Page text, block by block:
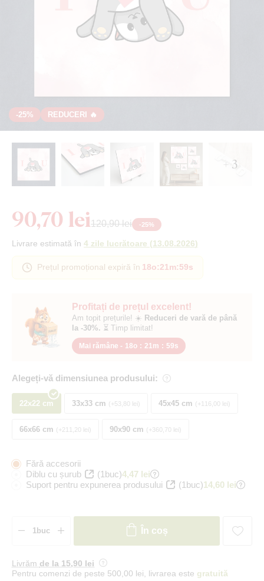
-25% REDUCERI 🔥
+ 3
Profitați de prețul excelent!
Am topit prețurile! ☀️ Reduceri de vară de până
la -30%. ⏳ Timp limitat!
Mai rămâne - 18o : 21m : 58s
Alegeți-vă dimensiunea produsului:
22x22 cm 33x33 cm +53,80 lei 45x45 cm +116,00 lei
66x66 cm +211,20 lei 90x90 cm +360,70 lei
90,70 lei120,90 lei -25%
Livrare estimată în 4 zile lucrătoare (13.08.2026)
Prețul promoțional expiră în 18o:21m:58s
Fără accesorii
Diblu cu șurub
(1buc)4,47 lei
Suport pentru expunerea produsului
(1buc)14,60 lei
În coș
Livrăm de la 15,90 lei
Pentru comenzi de peste 500,00 lei, livrarea este gratuită